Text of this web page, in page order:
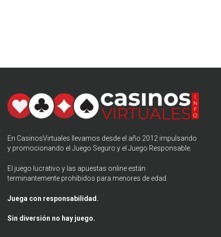
En CasinosVirtuales llevamos desde el año 2012 impulsando
y promocionando el Juego Seguro y el Juego Responsable.
El juego lucrativo y las apuestas online están
terminantemente prohibidos para menores de edad.
Juega con responsabilidad.
Sin diversión no hay juego.